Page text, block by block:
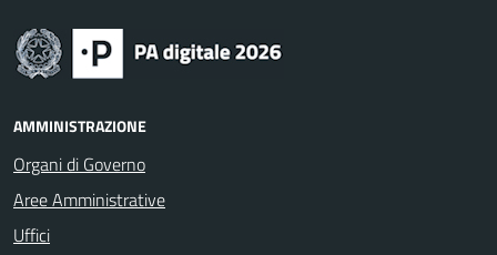
AMMINISTRAZIONE
Organi di Governo
Aree Amministrative
Uffici